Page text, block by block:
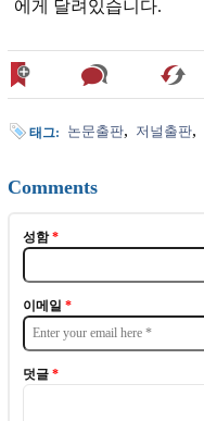
에게 달려있습니다.
태그: 논문출판 저널출판
Comments
성함*
이메일 *
덧글 *